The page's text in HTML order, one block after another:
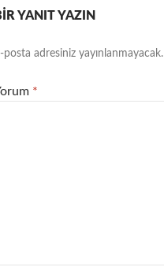
YANIT YAZIN
posta adresiniz yayınlanmayacak.
*